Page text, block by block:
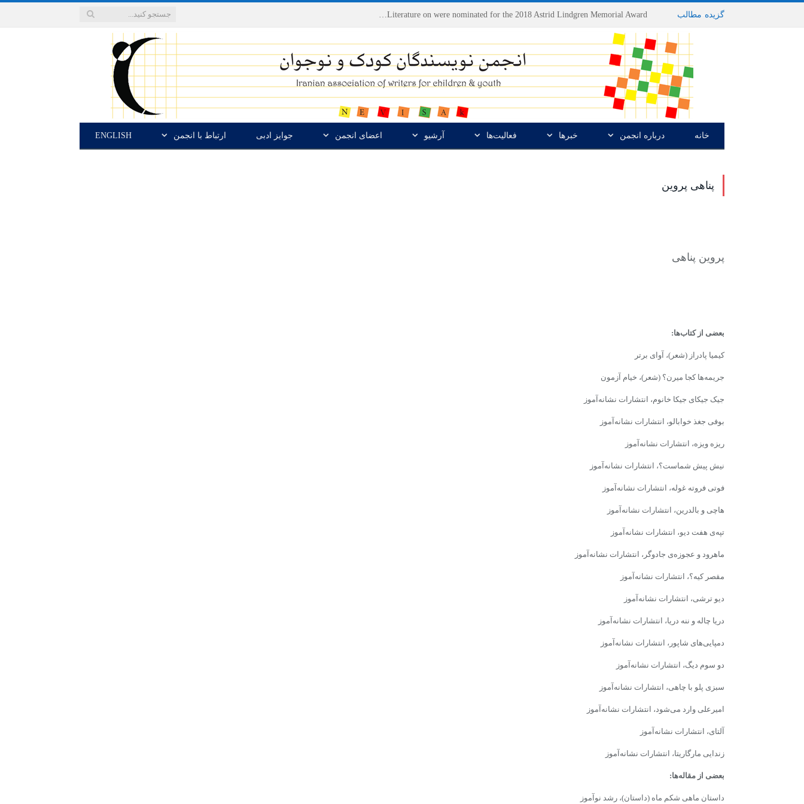
گزیده مطالب
خانه درباره انجمن خبرها فعالیت‌ها آرشیو اعضای انجمن جوایز ادبی ارتباط با انجمن ENGLISH
پناهی پروین
پروین پناهی
بعضی از کتاب‌ها:
کیمیا پادراز (شعر)، آوای برتر
جریمه‌ها کجا میرن؟ (شعر)، خیام آزمون
جیک جیکای جیکا خانوم، انتشارات نشانه‌آموز
بوفی جغذ خوابالو، انتشارات نشانه‌آموز
ریزه ویزه، انتشارات نشانه‌آموز
نیش پیش شماست؟، انتشارات نشانه‌آموز
فوتی فروته غوله، انتشارات نشانه‌آموز
هاچی و بالدرین، انتشارات نشانه‌آموز
تپه‌ی هفت دیو، انتشارات نشانه‌آموز
ماهرود و عجوزه‌ی جادوگر، انتشارات نشانه‌آموز
مقصر کیه؟، انتشارات نشانه‌آموز
دیو ترشی، انتشارات نشانه‌آموز
دریا چاله و ننه دریا، انتشارات نشانه‌آموز
دمپایی‌های شاپور، انتشارات نشانه‌آموز
دو سوم دیگ، انتشارات نشانه‌آموز
سبزی پلو با چاهی، انتشارات نشانه‌آموز
امیرعلی وارد می‌شود، انتشارات نشانه‌آموز
آلتای، انتشارات نشانه‌آموز
زندایی مارگاریتا، انتشارات نشانه‌آموز
بعضی از مقاله‌ها:
داستان ماهی شکم ماه (داستان)، رشد نوآموز